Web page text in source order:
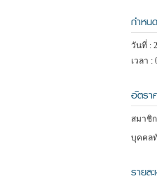
กำหน
วันที่ :
เวลา :
อัตรา
สมาชิ
บุคคล
รายล